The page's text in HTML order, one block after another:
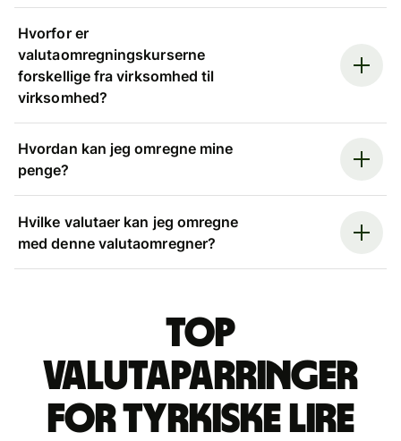
Hvorfor er
valutaomregningskurserne
forskellige fra virksomhed til
virksomhed?
Hvordan kan jeg omregne mine
penge?
Hvilke valutaer kan jeg omregne
med denne valutaomregner?
Top
valutaparringer
for tyrkiske lire